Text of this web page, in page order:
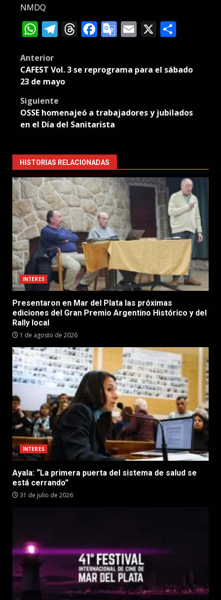
NMDQ
WhatsApp
Telegram
Threads
Facebook
Google
Email
X
Post
navigation
Anterior
CAFEST Vol. 3 se reprograma para el sábado
23 de mayo
Siguiente
OSSE homenajeó a trabajadores y jubilados
en el Día del Sanitarista
HISTORIAS RELACIONADAS
INTERES
Presentaron en Mar del Plata las próximas
ediciones del Gran Premio Argentino Histórico y del
Rally local
1 de agosto de 2026
INTERES
Ayala: “La primera puerta del sistema de salud se
está cerrando”
31 de julio de 2026